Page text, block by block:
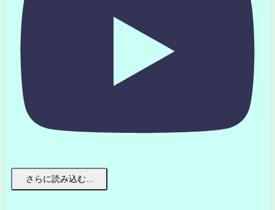
さらに読み込む...